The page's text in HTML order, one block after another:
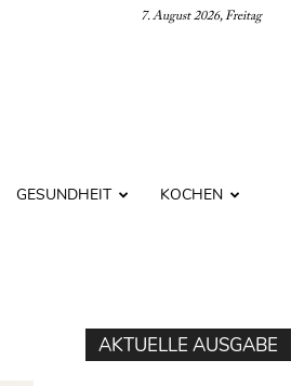
7. August 2026, Freitag
GESUNDHEIT KOCHEN
AKTUELLE AUSGABE